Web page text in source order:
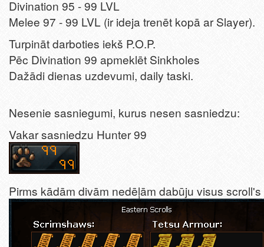
Divination 95 - 99 LVL
Melee 97 - 99 LVL (ir ideja trenēt kopā ar Slayer).
Turpināt darboties iekš P.O.P.
Pēc Divination 99 apmeklēt Sinkholes
Dažādi dienas uzdevumi, daily taski.
Nesenie sasniegumi, kurus nesen sasniedzu:
Vakar sasniedzu Hunter 99
Pirms kādām divām nedēļām dabūju visus scroll's